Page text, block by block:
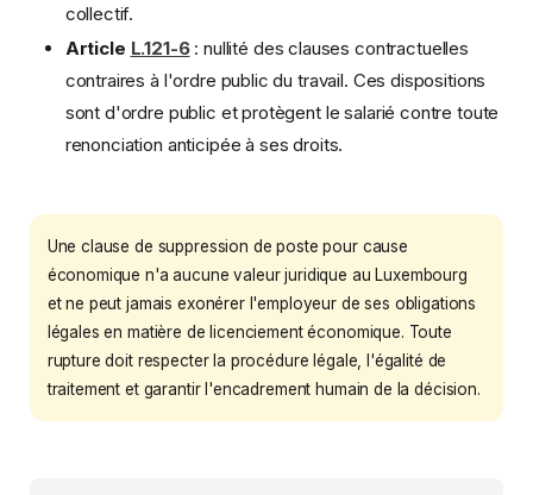
collectif.
Article L.121-6: nullité des clauses contractuelles
contraires à l'ordre public du travail. Ces dispositions
sont d'ordre public et protègent le salarié contre toute
renonciation anticipée à ses droits.
Une clause de suppression de poste pour cause
économique n'a aucune valeur juridique au Luxembourg
et ne peut jamais exonérer l'employeur de ses obligations
légales en matière de licenciement économique. Toute
rupture doit respecter la procédure légale, l'égalité de
traitement et garantir l'encadrement humain de la décision.